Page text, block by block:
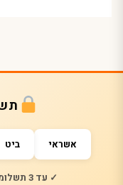
אשראי ביט
✓ עד 3 תשלומים · ✓ ללא ריבית · ✓ ניתן לפצל